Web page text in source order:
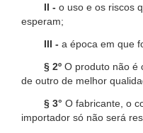
II - o uso e os riscos
esperam;
III - a época em que
§ 2º O produto não é
de outro de melhor
§ 3° O fabricante, o
importador só não será